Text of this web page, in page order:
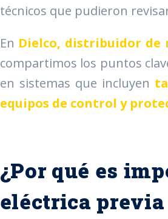
técnicos que pudieron
En Dielco, distribuidor
compartimos los puntos
en sistemas que incluyen
equipos de control y
¿Por qué es
eléctrica